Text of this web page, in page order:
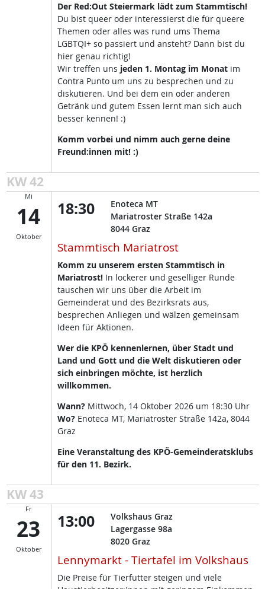
Der Red:Out Steiermark lädt zum Stammtisch!
Du bist queer oder interessierst die für queere
Themen oder alles was rund ums Thema
LGBTQI+ so passiert und ansteht? Dann bist du
hier genau richtig!
Wir treffen uns jeden 1. Montag im Monatim
Contra Punto um uns zu besprechen und zu
diskutieren. Und bei dem ein oder anderen
Getränk und gutem Essen lernt man sich auch
besser kennen! :)
Komm vorbei und nimm auch gerne deine
Freund:innen mit! :)
KW 42
Mi
14
Oktober
18:30
Enoteca MT
Mariatroster Straße 142a
8044 Graz
Stammtisch Mariatrost
Komm zu unserem ersten Stammtisch in
Mariatrost! In lockerer und geselliger Runde
tauschen wir uns über die Arbeit im
Gemeinderat und des Bezirksrats aus,
besprechen Anliegen und wälzen gemeinsam
Ideen für Aktionen.
Wer die KPÖ kennenlernen, über Stadt und
Land und Gott und die Welt diskutieren oder
sich einbringen möchte, ist herzlich
willkommen.
Wann? Mittwoch, 14 Oktober 2026 um 18:30 Uhr
Wo? Enoteca MT, Mariatroster Straße 142a, 8044
Graz
Eine Veranstaltung des KPÖ-Gemeinderatsklubs
für den 11. Bezirk.
KW 43
Fr
23
Oktober
13:00
Volkshaus Graz
Lagergasse 98a
8020 Graz
Lennymarkt - Tiertafel im Volkshaus
Die Preise für Tierfutter steigen und viele